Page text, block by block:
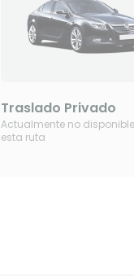
Traslado Privado
Actualmente no
esta ruta